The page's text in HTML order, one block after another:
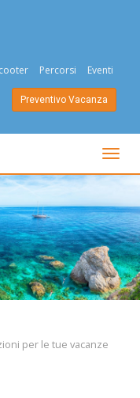
Percorsi Eventi
ENG
DEU
NED
FRA
DAN
Preventivo Vacanza
Togli
per le tue vacanze